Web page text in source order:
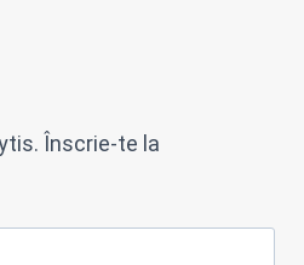
Înscrie-te la